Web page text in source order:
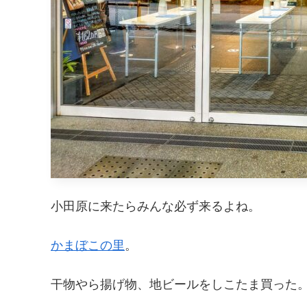
小田原に来たらみんな必ず来るよね。
かまぼこの里。
干物やら揚げ物、地ビールをしこたま買った